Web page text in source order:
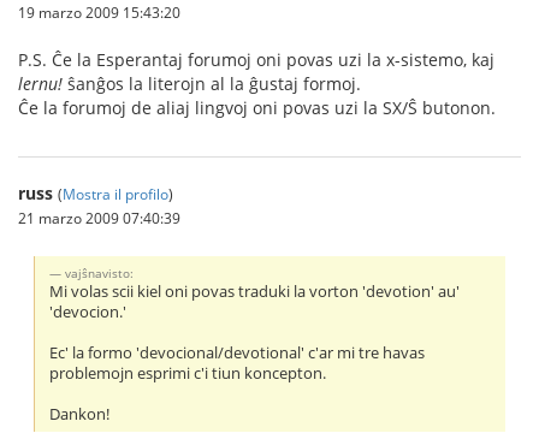
19 marzo 2009 15:43:20
P.S. Ĉe la Esperantaj forumoj oni povas uzi la x-sistemo, kaj
lernu! ŝanĝos la literojn al la ĝustaj formoj.
Ĉe la forumoj de aliaj lingvoj oni povas uzi la SX/Ŝ butonon.
russ (Mostra il profilo)
21 marzo 2009 07:40:39
vajŝnavisto:
Mi volas scii kiel oni povas traduki la vorton 'devotion' au'
'devocion.'
Ec' la formo 'devocional/devotional' c'ar mi tre havas
problemojn esprimi c'i tiun koncepton.
Dankon!